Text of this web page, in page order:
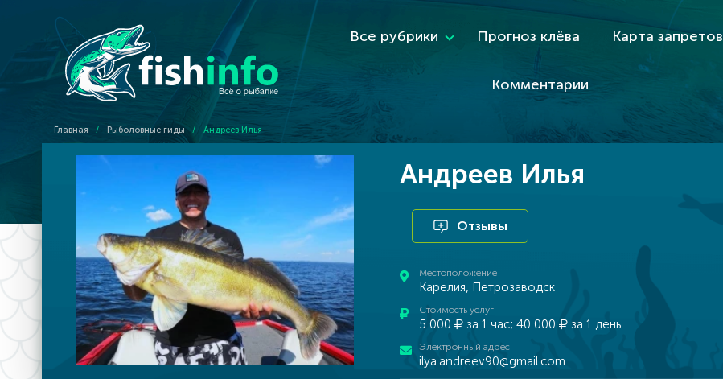
Все рубрики Прогноз клёва Карта запретов
Комментарии
Главная / Рыболовные гиды / Андреев Илья
Андреев Илья
Отзывы
Местоположение
Карелия, Петрозаводск
Стоимость услуг
5 000 за 1 час; 40 000 за 1 день
Электронный адрес
ilya.andreev90@gmail.com